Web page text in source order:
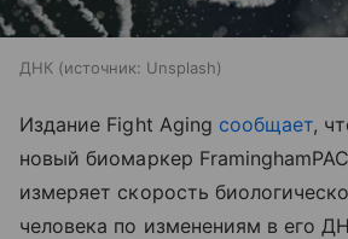
ДНК источник: Unsplash
Издание Fight Aging сообщает,
новый биомаркер
измеряет скорость
человека по изменениям в его